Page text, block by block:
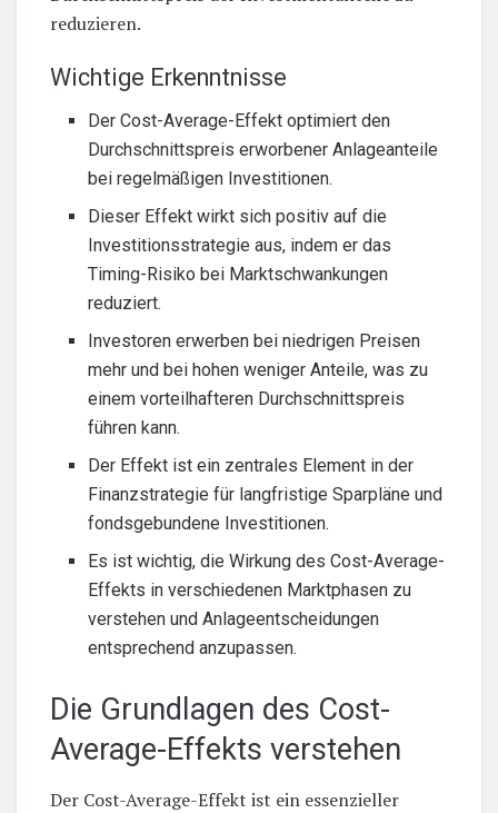
reduzieren.
Wichtige Erkenntnisse
Der Cost-Average-Effekt optimiert den
Durchschnittspreis erworbener Anlageanteile
bei regelmäßigen Investitionen.
Dieser Effekt wirkt sich positiv auf die
Investitionsstrategie aus, indem er das
Timing-Risiko bei Marktschwankungen
reduziert.
Investoren erwerben bei niedrigen Preisen
mehr und bei hohen weniger Anteile, was zu
einem vorteilhafteren Durchschnittspreis
führen kann.
Der Effekt ist ein zentrales Element in der
Finanzstrategie für langfristige Sparpläne und
fondsgebundene Investitionen.
Es ist wichtig, die Wirkung des Cost-Average-
Effekts in verschiedenen Marktphasen zu
verstehen und Anlageentscheidungen
entsprechend anzupassen.
Die Grundlagen des Cost-
Average-Effekts verstehen
Der Cost-Average-Effekt ist ein essenzieller